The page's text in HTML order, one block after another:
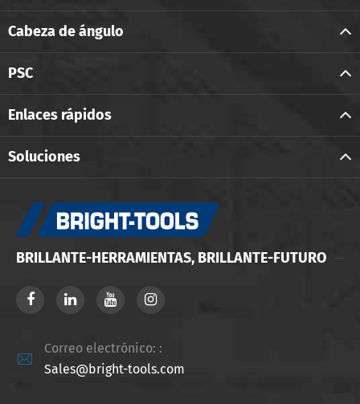
Cabeza de ángulo
PSC
Enlaces rápidos
Soluciones
BRILLANTE-HERRAMIENTAS, BRILLANTE-FUTURO

Correo electrónico: :
Sales@bright-tools.com